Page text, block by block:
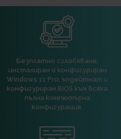
Безплатно сглобяване,
инсталиран и конфигуриран
Windows 11 Pro, ъпдейтнат и
конфигуриран BIOS към всяка
пълна компютърна
конфигурация.